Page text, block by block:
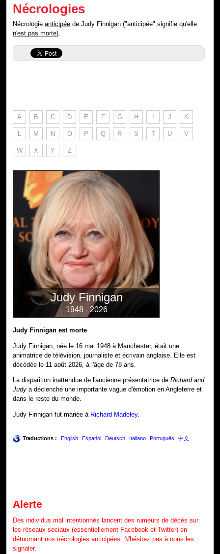
Nécrologies
Nécrologieanticipée de Judy Finnigan ("anticipée" signifie qu'elle
n'est pas morte).
A B C D E F G H I J K
L M N O P Q R S T U V
W X Y Z
Judy Finnigan
1948 - 2026
Judy Finnigan est morte
Judy Finnigan, née le 16 mai 1948 à Manchester, était une
animatrice de télévision, journaliste et écrivain anglaise. Elle est
décédée le 11 août 2026, à l'âge de 78 ans.
La disparition inattendue de l'ancienne présentatrice deRichard and
Judy a déclenché une importante vague d'émotion en Angleterre et
dans le reste du monde.
Judy Finnigan fut mariée à Richard Madeley.
Traductions : English Español Deutsch Italiano Português 中文
Alerte
Des individus mal intentionnés lancent des rumeurs de décès sur
les réseaux sociaux (essentiellement Facebook et Twitter) en
détournant nos nécrologies anticipées. N'hésitez pas à nous les
signaler.